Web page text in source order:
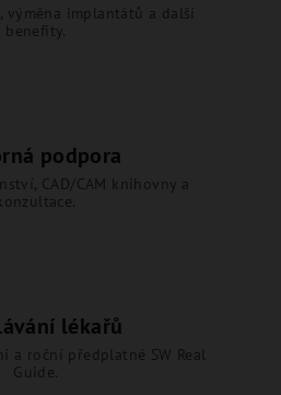
výměna implantátů a další
benefity.
podpora
CAD/CAM knihovny a
lékařů
a roční předplatné SW Real
Guide.